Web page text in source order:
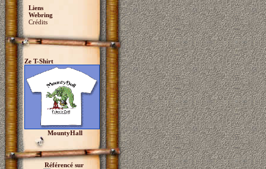
Liens
Webring
Crédits
Ze T-Shirt
MountyHall
Référencé sur